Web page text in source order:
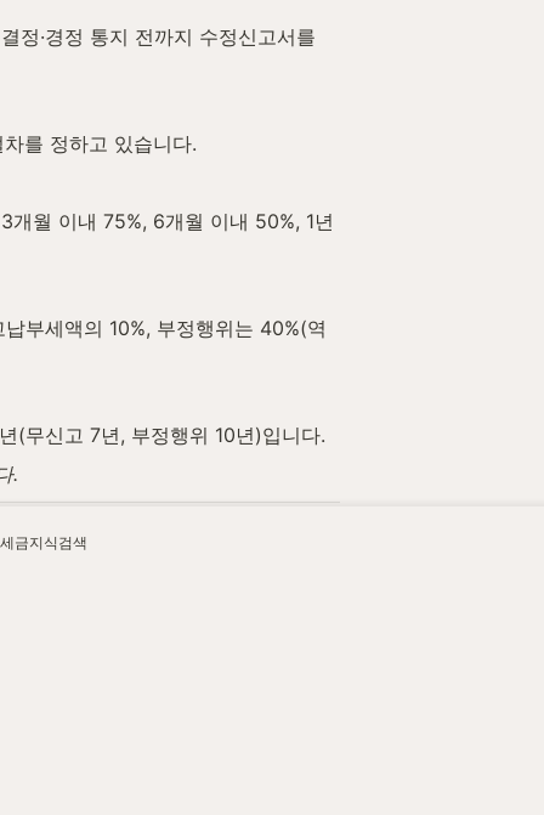
정·경정 통지 전까지 수정신고서를
를 정하고 있습니다.
월 이내 75%, 6개월 이내 50%, 1년
부세액의 10%, 부정행위는 40%(역
(무신고 7년, 부정행위 10년)입니다.
.
세금지식검색